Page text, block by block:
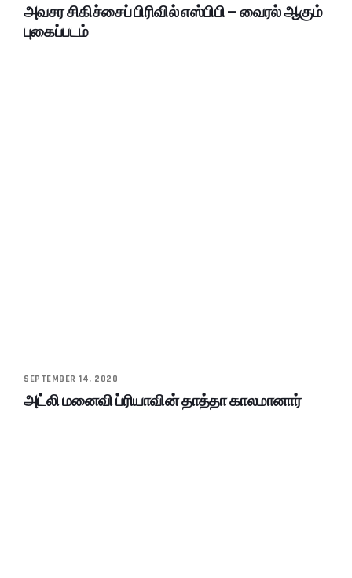
அவசர சிகிச்சைப் பிரிவில் எஸ்பிபி – வைரல் ஆகும்
புகைப்படம்
SEPTEMBER 14, 2020
அட்லி மனைவி ப்ரியாவின் தாத்தா காலமானார்